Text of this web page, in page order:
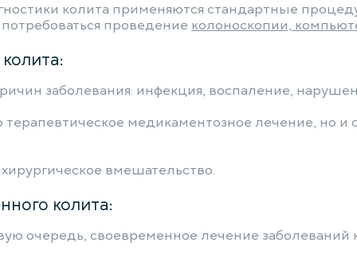
колита применяются стандартные
проведение колоноскопии,
заболевания: инфекция, воспаление,
медикаментозное лечение, но
вмешательство.
колита:
очередь, своевременное лечение